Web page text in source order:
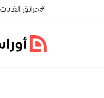
تخطي إلى المحتوى#حرائق الغابات